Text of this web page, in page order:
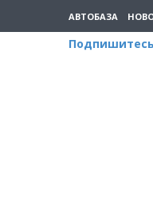
АВТОБАЗА
Подпишитесь